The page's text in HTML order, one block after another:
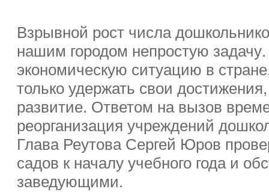
Взрывной рост числа
нашим городом непростую
экономическую ситуацию в
только удержать свои
развитие. Ответом на вызов
реорганизация учреждений
Глава Реутова Сергей Юров
садов к началу учебного года и
заведующими.